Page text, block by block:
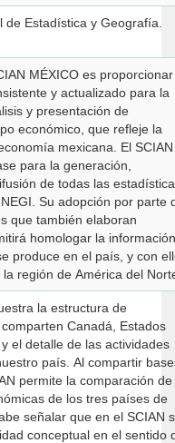
de Estadística y Geografía.
MÉXICO es
y actualizado para la
y presentación de
económico, que refleje la
mexicana. El SCIAN
para la generación,
de todas las
Su adopción por parte
que también elaboran
homologar la información
produce en el país, y con
región de América del
la estructura de
Canadá, Estados
el detalle de las actividades
país. Al compartir
permite la comparación de
de los tres países de
señalar que en el SCIAN
conceptual en el sentido